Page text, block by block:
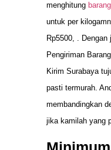
menghitung barang
untuk per
Rp5500, .
Pengiriman
Kirim Surabaya
pasti termurah.
membandingkan
jika kamilah yang